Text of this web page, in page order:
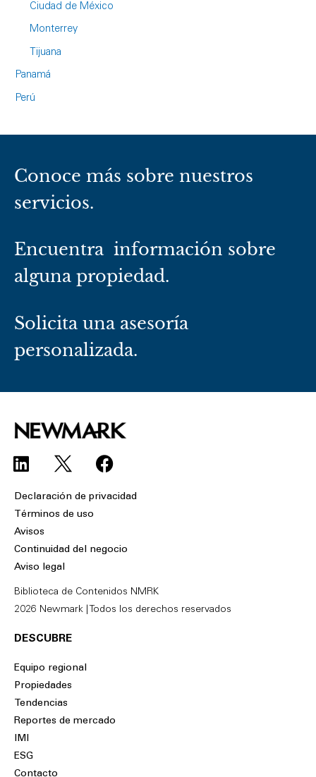
Ciudad de México
Monterrey
Tijuana
Panamá
Perú
Conoce más sobre nuestros
servicios.
Encuentra información sobre
alguna propiedad.
Solicita una asesoría
personalizada.
L
i
n
k
e
d
F
a
o
Declaración de privacidad
Términos de uso
Avisos
Continuidad del negocio
Aviso legal
Biblioteca de Contenidos NMRK
2026 Newmark | Todos los derechos reservados
DESCUBRE
Equipo regional
Propiedades
Tendencias
Reportes de mercado
IMI
ESG
Contacto